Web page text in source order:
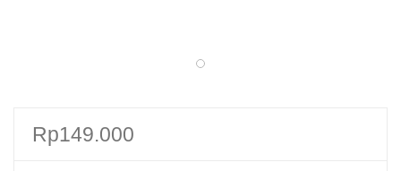
Rp149.000